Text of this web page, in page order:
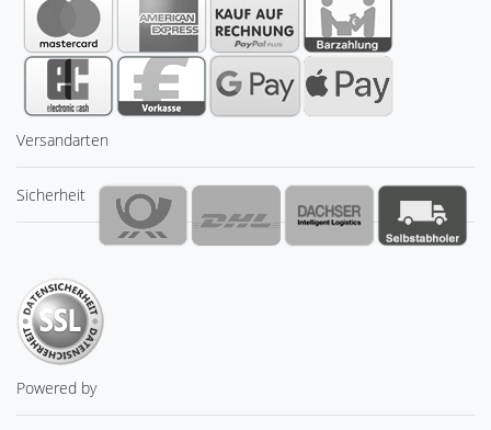
Versandarten
Sicherheit
Powered by